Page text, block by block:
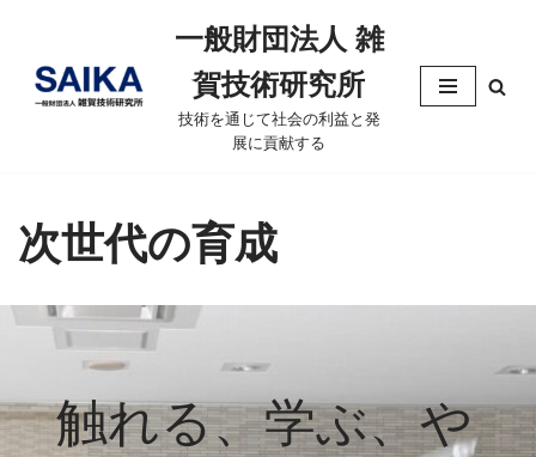
ン
ス
キ
プ
一般財団法人 雑
賀技術研究所
技術を通じて社会の利益と発
展に貢献する
次世代の育成
触れる、学ぶ、や